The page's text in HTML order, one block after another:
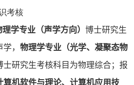
考核
理学专业（声学方向） 博士研究生
， 物理学专业（光学、凝聚态物
士研究生考核科目为物理综合；报
算机软件与理论、计算机应用技